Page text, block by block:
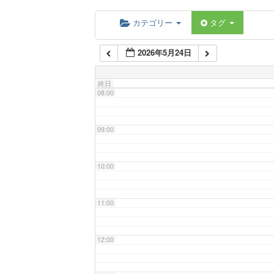
カテゴリー タグ
2026年5月24日
終日
07:00
08:00
09:00
10:00
11:00
12:00